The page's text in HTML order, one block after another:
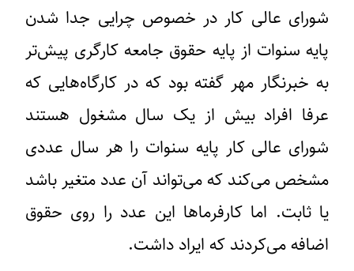
شورای عالی کار در خصوص چرایی جدا شدن
پایه سنوات از پایه حقوق جامعه کارگری پیش‌تر
به خبرنگار مهر گفته بود که در کارگاه‌هایی که
عرفا افراد بیش از یک سال مشغول هستند
شورای عالی کار پایه سنوات را هر سال عددی
مشخص می‌کند که می‌تواند آن عدد متغیر باشد
یا ثابت. اما کارفرماها این عدد را روی حقوق
اضافه می‌کردند که ایراد داشت.